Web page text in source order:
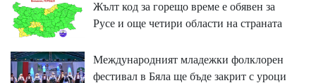
Жълт код за горещо време е обявен за
Русе и още четири области на страната
Международният младежки фолклорен
фестивал в Бяла ще бъде закрит с уроци